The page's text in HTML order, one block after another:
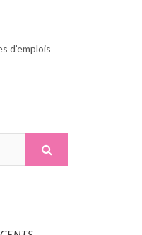
d’emplois